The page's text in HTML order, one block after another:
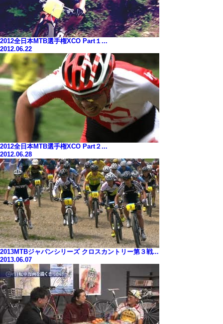
2012全日本MTB選手権XCO Part１...
2012.06.22
2012全日本MTB選手権XCO Part２...
2012.06.28
2013MTBジャパンシリーズ クロスカントリー第３戦...
2013.06.07